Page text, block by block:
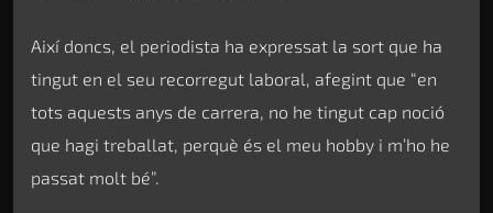
Així doncs, el periodista ha expressat la sort que ha
tingut en el seu recorregut laboral, afegint que “en
tots aquests anys de carrera, no he tingut cap noció
que hagi treballat, perquè és el meu hobby i m’ho he
passat molt bé”.